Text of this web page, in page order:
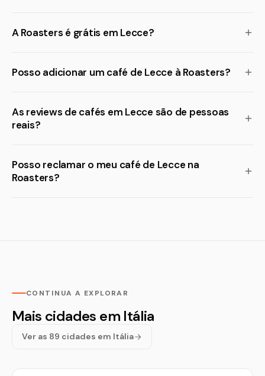
A Roasters é grátis em Lecce?
Posso adicionar um café de Lecce à Roasters?
As reviews de cafés em Lecce são de pessoas
reais?
Posso reclamar o meu café de Lecce na
Roasters?
CONTINUA A EXPLORAR
Mais cidades em Itália
Ver as 89 cidades em Itália